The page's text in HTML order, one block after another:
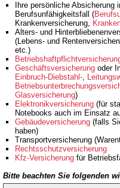
Ihre persönliche Absicherung
Berufsunfähigkeitsfall (
Krankenversicherung,
Alters- und
(Lebens- und
etc.)
Geschäftsversicherung oder
Einbruch-Diebstahl-,
Glasversicherung)
Elektronikversicherung (für
Notebooks auch im Einsatz
Gebäudeversicherung (falls
haben)
Transportversicherung
Rechtsschutzversicherung
Kfz-Versicherung für
Bitte beachten Sie folgenden